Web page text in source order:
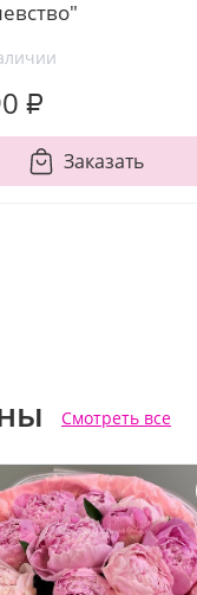
₽
Заказать
Смотреть все